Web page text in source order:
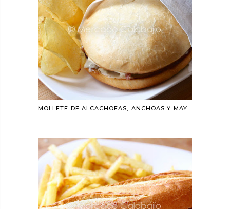
MOLLETE DE ALCACHOFAS, ANCHOAS Y MAYONESA, BOCADOS QUE PERDURAN EN EL TIEMPO